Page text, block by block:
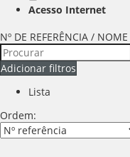
Acesso Internet
Nº DE REFERÊNCIA / NOME
Adicionar filtros
Lista
Ordem: